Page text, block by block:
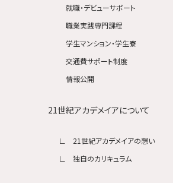
就職・デビューサポート
職業実践専門課程
学生マンション・学生寮
交通費サポート制度
情報公開
21世紀アカデメイアについて
21世紀アカデメイアの想い
独自のカリキュラム